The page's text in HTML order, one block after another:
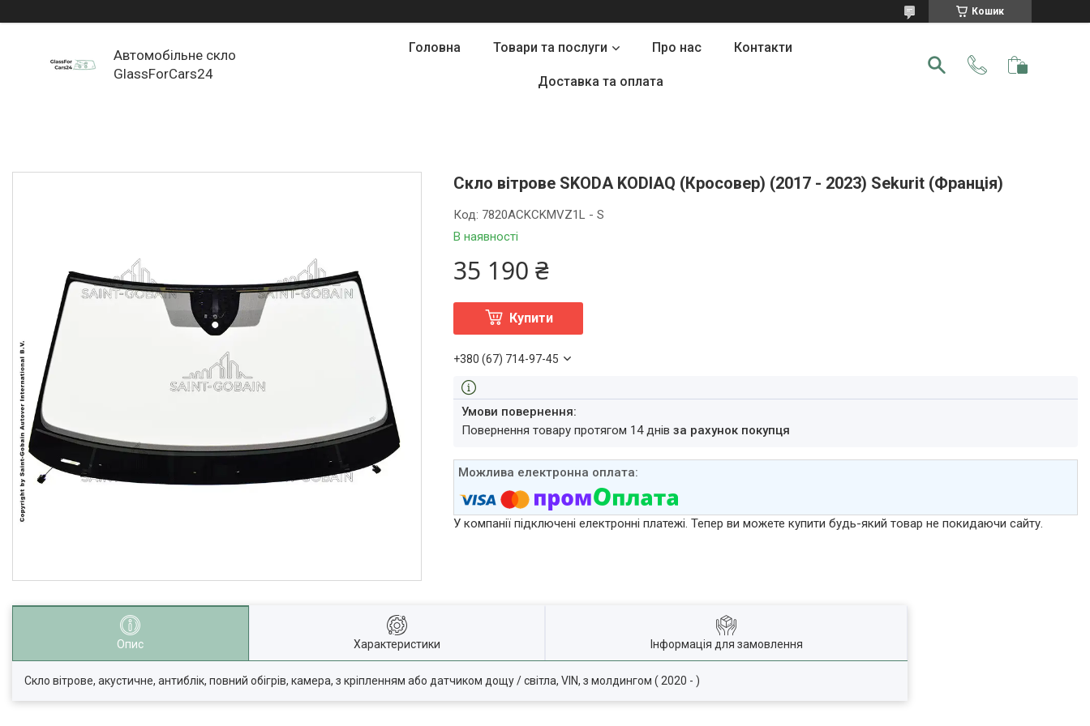
Кошик
Автомобільне скло
GlassForCars24
Головна Товари та послуги Про нас Контакти
Доставка та оплата
Скло вітрове SKODA KODIAQ (Кросовер) (2017 - 2023) Sekurit (Франція)
В наявності
Код: 7820ACKCKMVZ1L - S
35 190 ₴
Купити
+380 (67) 714-97-45
повернення товару протягом 14 днівза рахунок покупця
У компанії підключені електронні платежі. Тепер ви можете купити будь-який товар не покидаючи сайту.
Опис Характеристики Інформація для замовлення
Скло вітрове, акустичне, антиблік, повний обігрів, камера, з кріпленням або датчиком дощу / світла, VIN, з молдингом ( 2020 - )